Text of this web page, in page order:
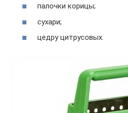
палочки корицы;
сухари;
цедру цитрусовых.